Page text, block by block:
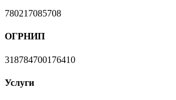
780217085708
ОГРНИП
318784700176410
Услуги